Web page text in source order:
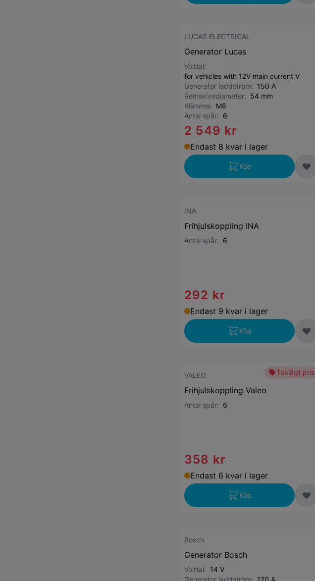
LUCAS ELECTRICAL
Generator Lucas
Volttal:
for vehicles with 12V main current V
Generator laddström: 150 A
Remskivediameter: 54 mm
Klämma: M8
Antal spår: 6
2 549 kr
Endast 8 kvar i lager
Köp
INA
Frihjulskoppling INA
Antal spår: 6
292 kr
Endast 9 kvar i lager
Köp
Toklågt pris
VALEO
Frihjulskoppling Valeo
Antal spår: 6
358 kr
Endast 6 kvar i lager
Köp
Bosch
Generator Bosch
Volttal: 14 V
Generator laddström: 120 A